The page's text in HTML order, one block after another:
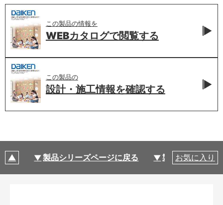
この製品の情報を
WEBカタログで閲覧する
この製品の
設計・施工情報を確認する
製品シリーズページに戻る 製品仕様
お気に入り